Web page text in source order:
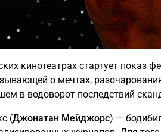
кинотеатрах стартует
о мечтах,
в водоворот последствий
(Джонатан Мейджорс) —